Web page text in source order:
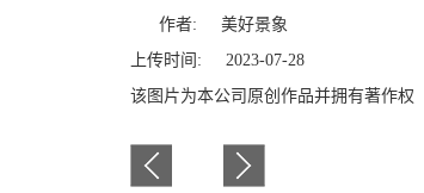
作者: 美好景象
上传时间: 2023-07-28
该图片为本公司原创作品并拥有著作权